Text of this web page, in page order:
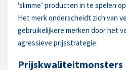
'slimme’ producten in te spelen
Het merk onderscheidt zich van
gebruikelijkere merken door het
agressieve prijsstrategie.
Prijskwaliteitmonsters